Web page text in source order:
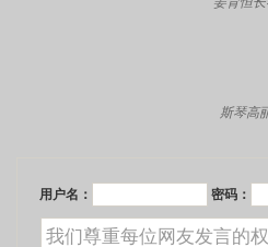
斯琴高
用户名： 密码：